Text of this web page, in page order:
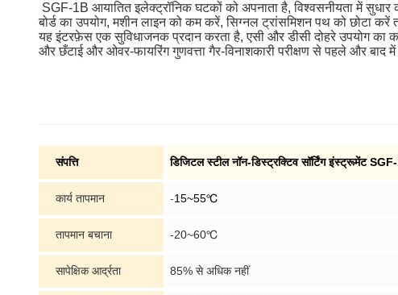
SGF-1B आयातित इलेक्ट्रॉनिक घटकों को अपनाता है, विश्वसनीयता में
बोर्ड का उपयोग, मशीन लाइन को कम करें, सिग्नल ट्रांसमिशन पथ को छोटा
यह इंटरफ़ेस एक सुविधाजनक प्रदान करता है, एसी और डीसी दोहरे उपयोग का
और छँटाई और ओवर-फायरिंग गुणवत्ता गैर-विनाशकारी परीक्षण से पहले और बाद
संपत्ति डिजिटल स्टील नॉन-डिस्ट्रक्टिव सॉर्टिंग इंस्ट्रूमेंट
कार्य तापमान -15~55℃
तापमान बचाना -20~60℃
सापेक्षिक आर्द्रता 85% से अधिक नहीं